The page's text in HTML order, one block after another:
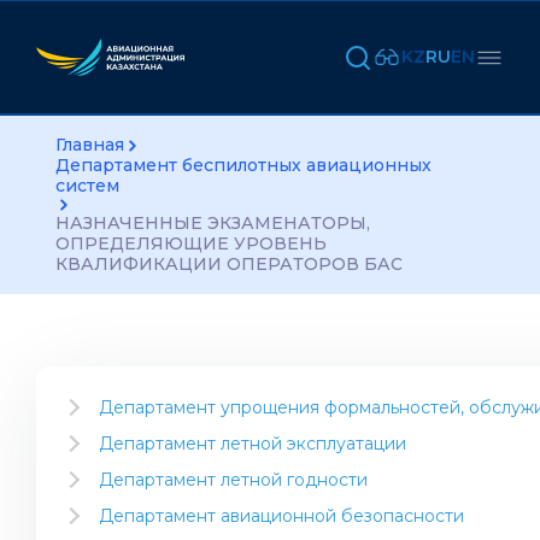
KZRUEN
Главная
Департамент беспилотных авиационных
систем
НАЗНАЧЕННЫЕ ЭКЗАМЕНАТОРЫ,
ОПРЕДЕЛЯЮЩИЕ УРОВЕНЬ
КВАЛИФИКАЦИИ ОПЕРАТОРОВ БАС
Департамент упрощения формальностей,
Информация для отрасли
Инструктивный материал
Проекты Департамента
Департамент летной эксплуатации
Открытие авиакомпании
Открытие компании по выполнению авиационных
Департамент летной годности
Признание сертификата типа
Департамент авиационной безопасности